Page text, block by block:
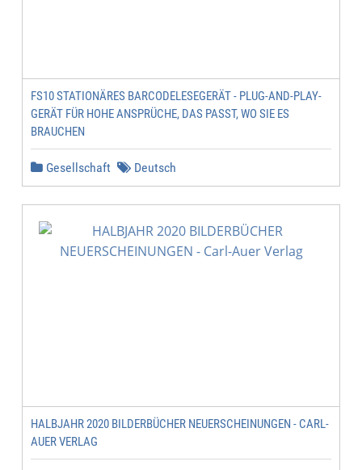
FS10 STATIONÄRES BARCODELESEGERÄT - PLUG-AND-PLAY-
GERÄT FÜR HOHE ANSPRÜCHE, DAS PASST, WO SIE ES
BRAUCHEN
Gesellschaft Deutsch
HALBJAHR 2020 BILDERBÜCHER NEUERSCHEINUNGEN - CARL-
AUER VERLAG